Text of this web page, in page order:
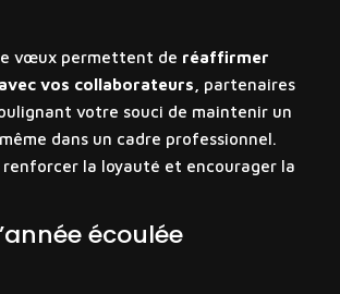
vœux permettent de réaffirmer
vos collaborateurs, partenaires
votre souci de maintenir un
dans un cadre professionnel.
renforcer la loyauté et encourager la
écoulée